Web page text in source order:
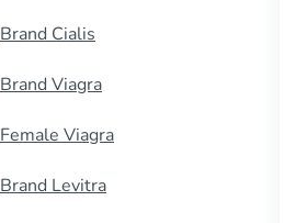
Brand Cialis
Brand Viagra
Female Viagra
Brand Levitra